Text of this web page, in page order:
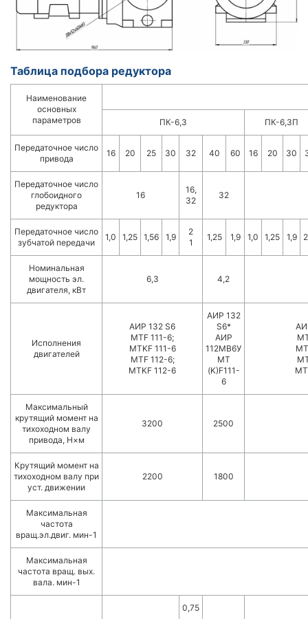
Таблица подбора редуктора
Наименование
основных
параметров
ПК-6,3 ПК-6,3П
Передаточное число
привода
16 20 25 30 32 40 60 16 20 30
Передаточное число
глобоидного
редуктора
16
16,
32
32
Передаточное число
зубчатой передачи
1,0 1,25 1,56 1,9
2
1
1,25 1,9 1,0 1,25 1,9
Номинальная
мощность эл.
двигателя, кВт
6,3 4,2
Исполнения
двигателей
АИР 132 S6
MTF 111-6;
MTKF 111-6
MTF 112-6;
MTKF 112-6
АИР 132
S6*
АИР
112МВ6У
MT
(K)F111-
6
Максимальный
крутящий момент на
тихоходном валу
привода, Н×м
3200 2500
Крутящий момент на
тихоходном валу при
уст. движении
2200 1800
Максимальная
частота
вращ.эл.двиг. мин-1
Максимальная
частота вращ. вых.
вала. мин-1
0,75